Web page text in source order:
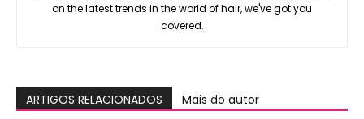
on the latest trends in the world of hair, we've got you
covered.
ARTIGOS RELACIONADOS Mais do autor